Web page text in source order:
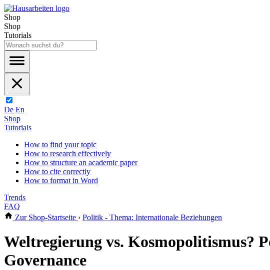
Shop
Shop
Tutorials
De En
Shop
Tutorials
How to find your topic
How to research effectively
How to structure an academic paper
How to cite correctly
How to format in Word
Trends
FAQ
Zur Shop-Startseite › Politik - Thema: Internationale Beziehungen
Weltregierung vs. Kosmopolitismus?
Governance